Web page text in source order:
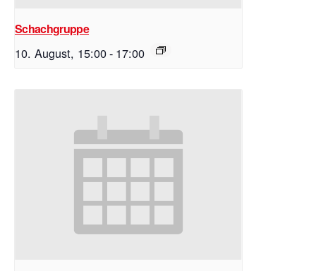
Schachgruppe
10. August, 15:00- 17:00